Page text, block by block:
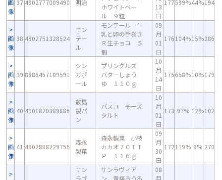
画
像
37 4902777009490 明治
ホワイトベー
ル ９粒
13
日
177599%44%194
画
像
38 4902751328524
モン
テー
ル
モンテール 牛
乳と卵の手巻き
Ｒ生チョコ ５
個
09
月
01
日
176104%15%286
画
像
39 8886467109591
シン
ガポ
ール
プリングルズ
バターしょう
ゆ １１０ｇ
10
月
14
日
175658%10%179
画
像
40 4901820389886
敷島
製パ
ン
パスコ チーズ
タルト
10
月
01
日
173 97% 12%102
画
像
41 4902888229756
森永
製菓
森永製菓 小枝
カカオ７０ＴＴ
Ｐ １１６ｇ
09
月
30
日
172119% 9% 270
サン
ラヴ
サンラヴィア
ン 黄福ろうる
08
月